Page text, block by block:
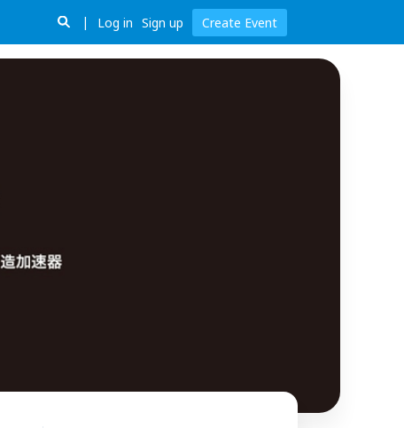
Log in Sign up Create Event